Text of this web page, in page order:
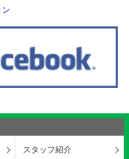
スタッフ紹介